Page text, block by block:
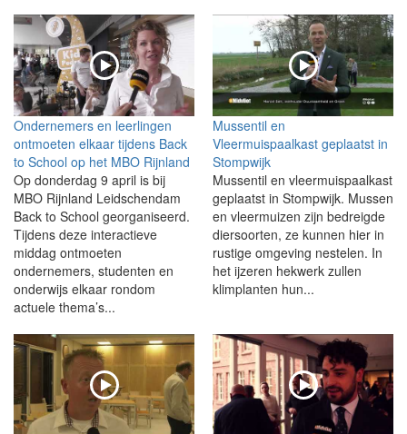
Ondernemers en leerlingen
ontmoeten elkaar tijdens Back
to School op het MBO Rijnland
Op donderdag 9 april is bij
MBO Rijnland Leidschendam
Back to School georganiseerd.
Tijdens deze interactieve
middag ontmoeten
ondernemers, studenten en
onderwijs elkaar rondom
actuele thema’s...
Mussentil en
Vleermuispaalkast geplaatst in
Stompwijk
Mussentil en vleermuispaalkast
geplaatst in Stompwijk. Mussen
en vleermuizen zijn bedreigde
diersoorten, ze kunnen hier in
rustige omgeving nestelen. In
het ijzeren hekwerk zullen
klimplanten hun...